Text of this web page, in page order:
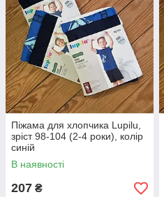
Піжама для хлопчика Lupilu,
зріст 98-104 (2-4 роки), колір
синій
В наявності
207 ₴